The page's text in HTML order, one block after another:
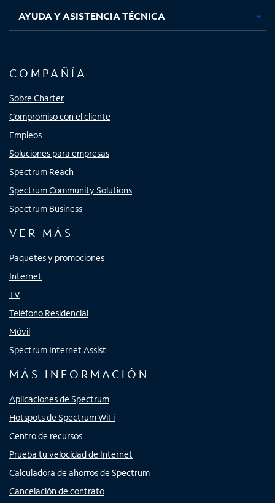
AYUDA Y ASISTENCIA TÉCNICA
COMPAÑÍA
Sobre Charter
Compromiso con el cliente
Empleos
Soluciones para empresas
Spectrum Reach
Spectrum Community Solutions
Spectrum Business
VER MÁS
Paquetes y promociones
Internet
TV
Teléfono Residencial
Móvil
Spectrum Internet Assist
MÁS INFORMACIÓN
Aplicaciones de Spectrum
Hotspots de Spectrum WiFi
Centro de recursos
Prueba tu velocidad de Internet
Calculadora de ahorros de Spectrum
Cancelación de contrato